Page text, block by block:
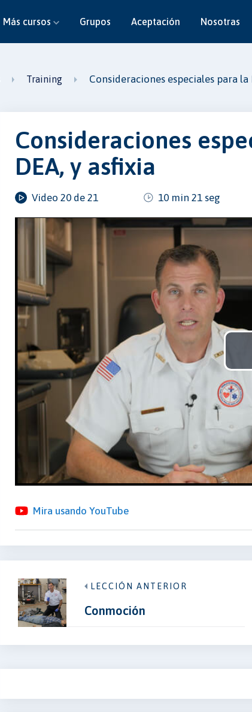
Más cursos Grupos Aceptación Nosotras
Training Consideraciones especiales para la
Consideraciones
DEA, y asfixia
Video 20 de 21 10 min 21 seg
Mira usando YouTube
LECCIÓN ANTERIOR
Conmoción